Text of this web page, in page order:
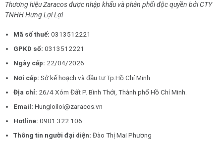
Thương hiệu Zaracos được nhập khẩu và phân phối độc quyền bởi CTY
TNHH Hưng Lợi Lợi
Mã số thuế: 0313512221
GPKD số:0313512221
Ngày cấp: 22/04/2026
Nơi cấp:Sở kế hoạch và đầu tư Tp.Hồ Chí Minh
Địa chỉ: 26/4 Xóm Đất P. Bình Thới, Thành phố Hồ Chí Minh.
Email:Hungloiloi@zaracos.vn
Hotline:0901 322 106
Thông tin người đại diện:Đào Thị Mai Phương